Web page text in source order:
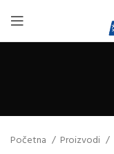
Početna Proizvodi